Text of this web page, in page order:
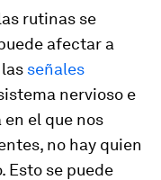
rutinas se
afectar a
señales
nervioso e
el que nos
no hay quien
Esto se puede